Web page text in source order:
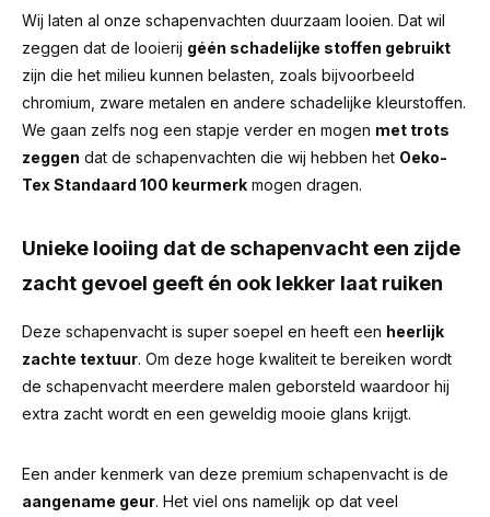
Wij laten al onze schapenvachten duurzaam looien. Dat wil
zeggen dat de looierij géén schadelijke stoffen gebruikt
zijn die het milieu kunnen belasten, zoals bijvoorbeeld
chromium, zware metalen en andere schadelijke kleurstoffen.
We gaan zelfs nog een stapje verder en mogen met trots
zeggen dat de schapenvachten die wij hebben het Oeko-
Tex Standaard 100 keurmerk mogen dragen.
Unieke looiing dat de schapenvacht een zijde
zacht gevoel geeft én ook lekker laat ruiken
Deze schapenvacht is super soepel en heeft een heerlijk
zachte textuur. Om deze hoge kwaliteit te bereiken wordt
de schapenvacht meerdere malen geborsteld waardoor hij
extra zacht wordt en een geweldig mooie glans krijgt.
Een ander kenmerk van deze premium schapenvacht is de
aangename geur. Het viel ons namelijk op dat veel